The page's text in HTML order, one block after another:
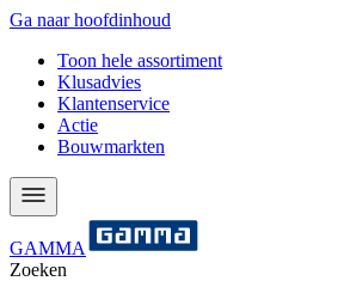
Ga naar hoofdinhoud
Toon hele assortiment
Klusadvies
Klantenservice
Actie
Bouwmarkten
GAMMA
Zoeken